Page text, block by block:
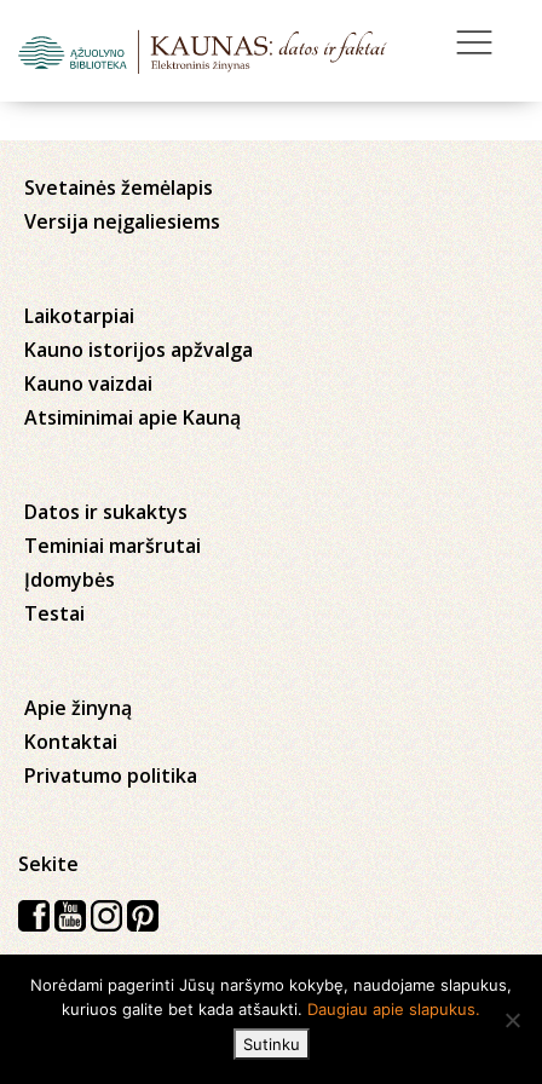
Svetainės žemėlapis
Versija neįgaliesiems
Laikotarpiai
Kauno istorijos apžvalga
Kauno vaizdai
Atsiminimai apie Kauną
Datos ir sukaktys
Teminiai maršrutai
Įdomybės
Testai
Apie žinyną
Kontaktai
Privatumo politika
Sekite
Visos teisės saugomos © 2026 Kauno apskrities viešoji Ąžuolyno
biblioteka
Norėdami pagerinti Jūsų naršymo kokybę, naudojame slapukus,
kuriuos galite bet kada atšaukti. Daugiau apie slapukus.
Sutinku